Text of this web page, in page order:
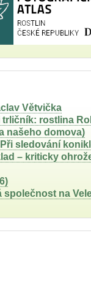
Větvička
trličník: rostlina
našeho domova)
sledování
– kriticky
společnost na